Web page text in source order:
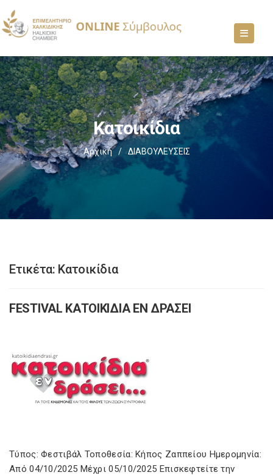
Κατοικίδια
Αρχική / ΔΙΑΒΟΥΛΕΥΣΕΙΣ
Ετικέτα: Κατοικίδια
FESTIVAL ΚΑΤΟΙΚΙΔΙΑ ΕΝ ΔΡΑΣΕΙ
Τύπος: Φεστιβάλ Τοποθεσία: Κήπος Ζαππείου Ημερομηνία:
Από 04/10/2025 Μέχρι 05/10/2025 Επισκεφτείτε την